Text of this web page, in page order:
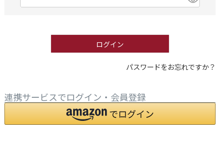
)
ログイン
パスワードをお忘れですか？
連携サービスでログイン・会員登録